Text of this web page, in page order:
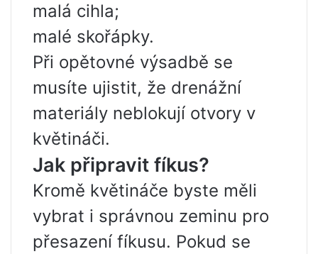
malá cihla;
malé skořápky.
Při opětovné výsadbě se
musíte ujistit, že drenážní
materiály neblokují otvory v
květináči.
Jak připravit fíkus?
Kromě květináče byste měli
vybrat i správnou zeminu pro
přesazení fíkusu. Pokud se